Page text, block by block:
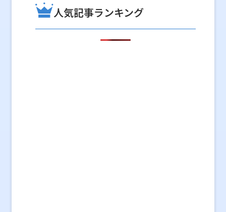
人気記事ランキング